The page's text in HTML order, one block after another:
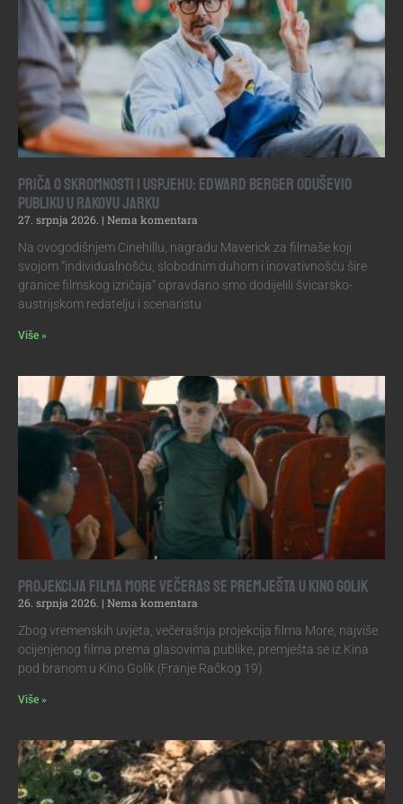
Priča o skromnosti i uspjehu: Edward Berger oduševio
publiku u Rakovu jarku
27. srpnja 2026.
Nema komentara
Na ovogodišnjem Cinehillu, nagradu Maverick za filmaše koji
svojom “individualnošću, slobodnim duhom i inovativnošću šire
granice filmskog izričaja” opravdano smo dodijelili švicarsko-
austrijskom redatelju i scenaristu
Više »
Projekcija filma More večeras se premješta u Kino Golik
26. srpnja 2026.
Nema komentara
Zbog vremenskih uvjeta, večerašnja projekcija filma More, najviše
ocijenjenog filma prema glasovima publike, premješta se iz Kina
pod branom u Kino Golik (Franje Račkog 19).
Više »